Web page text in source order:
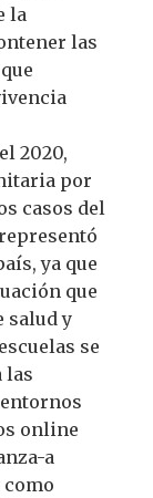
la
las
2020,
por
casos del
ya que
que
salud y
se
las
online
a